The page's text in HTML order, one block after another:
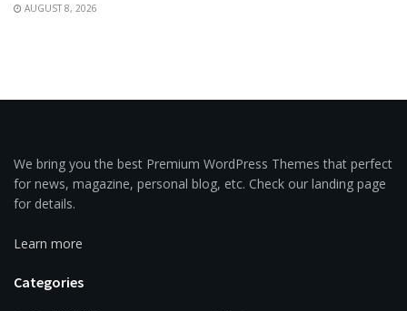
AUGUST 8, 2026
We bring you the best Premium WordPress Themes that perfect
for news, magazine, personal blog, etc. Check our landing page
for details.
Learn more
Categories